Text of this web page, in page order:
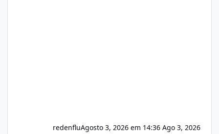
redenfluAgosto 3, 2026 em 14:36 Ago 3, 2026